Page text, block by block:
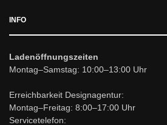
INFO
Ladenöffnungszeiten
Montag–Samstag: 10:00–13:00 Uhr
Erreichbarkeit Designagentur:
Montag–Freitag: 8:00–17:00 Uhr
Servicetelefon: